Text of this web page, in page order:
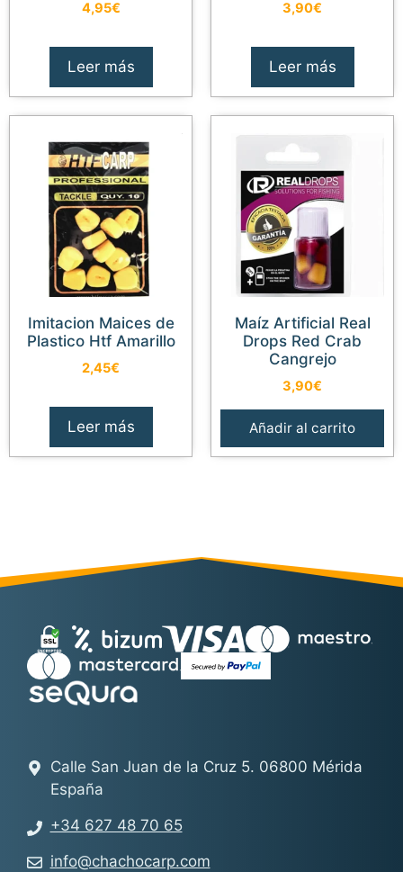
4,95€
Leer más
3,90€
Leer más
Imitacion Maices de
Plastico Htf Amarillo
2,45€
Leer más
Maíz Artificial Real
Drops Red Crab
Cangrejo
3,90€
Añadir al carrito
Calle San Juan de la Cruz 5. 06800 Mérida
España
+34 627 48 70 65
info@chachocarp.com